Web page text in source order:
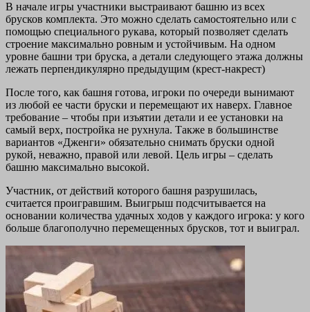
В начале игры участники выстраивают башню из всех
брусков комплекта. Это можно сделать самостоятельно или с
помощью специального рукава, который позволяет сделать
строение максимально ровным и устойчивым. На одном
уровне башни три бруска, а детали следующего этажа должны
лежать перпендикулярно предыдущим (крест-накрест)
После того, как башня готова, игроки по очереди вынимают
из любой ее части бруски и перемещают их наверх. Главное
требование – чтобы при изъятии детали и ее установки на
самый верх, постройка не рухнула. Также в большинстве
вариантов «Дженги» обязательно снимать бруски одной
рукой, неважно, правой или левой. Цель игры – сделать
башню максимально высокой.
Участник, от действий которого башня разрушилась,
считается проигравшим. Выигрыш подсчитывается на
основании количества удачных ходов у каждого игрока: у кого
больше благополучно перемещенных брусков, тот и выиграл.